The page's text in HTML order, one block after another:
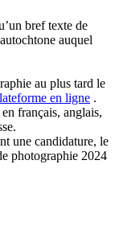
bref texte de
auquel
au plus tard le
en ligne .
français, anglais,
une candidature, le
photographie 2024